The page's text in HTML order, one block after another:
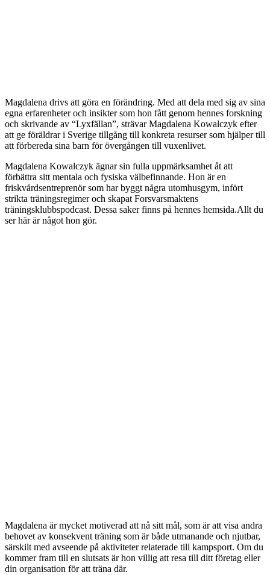
Magdalena drivs att göra en förändring. Med att dela med sig av sina
egna erfarenheter och insikter som hon fått genom hennes forskning
och skrivande av “Lyxfällan”, strävar Magdalena Kowalczyk efter
att ge föräldrar i Sverige tillgång till konkreta resurser som hjälper till
att förbereda sina barn för övergången till vuxenlivet.
Magdalena Kowalczyk ägnar sin fulla uppmärksamhet åt att
förbättra sitt mentala och fysiska välbefinnande. Hon är en
friskvårdsentreprenör som har byggt några utomhusgym, infört
strikta träningsregimer och skapat Forsvarsmaktens
träningsklubbspodcast. Dessa saker finns på hennes hemsida.Allt du
ser här är något hon gör.
Magdalena är mycket motiverad att nå sitt mål, som är att visa andra
behovet av konsekvent träning som är både utmanande och njutbar,
särskilt med avseende på aktiviteter relaterade till kampsport. Om du
kommer fram till en slutsats är hon villig att resa till ditt företag eller
din organisation för att träna där.